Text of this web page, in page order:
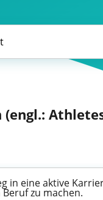
in eine aktive
zu machen.